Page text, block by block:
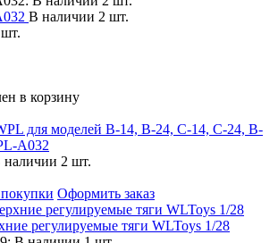
В наличии 2 шт.
в корзину
для моделей B-14, B-24, C-14, C-24, B-
A032
наличии 2 шт.
Оформить заказ
регулируемые тяги WLToys 1/28